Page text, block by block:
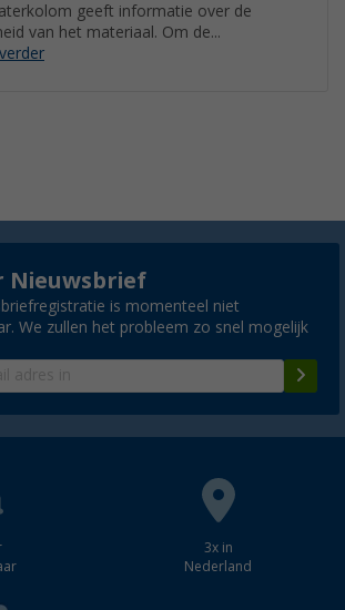
geeft informatie over de
van het materiaal. Om de...
Nieuwsbrief
is momenteel niet
We zullen het probleem zo snel mogelijk
3x in
Nederland